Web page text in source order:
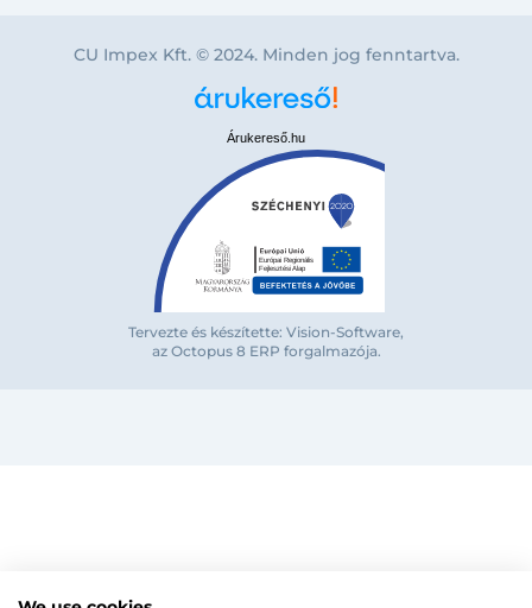
Bejelentkezés e-mail-címmel
MOZGÁSKORLÁTOZOTT TERMÉKEK
Radiátorok
CU Impex Kft. © 2024. Minden jog fenntartva.
Árukereső.hu
Tervezte és készítette: Vision-Software,
az Octopus 8 ERP forgalmazója.